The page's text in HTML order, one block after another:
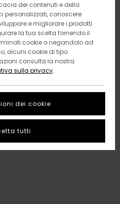
dei contenuti e della
personalizzati, conoscere
e migliorare i prodotti
la tua scelta fornendo il
cookie o negandolo ad
alcuni cookie di tipo
consulta la nostra
sulla privacy.
dei cookie
tutti